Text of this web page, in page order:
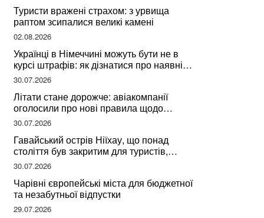
Туристи вражені страхом: з урвища
раптом зсипалися великі камені
02.08.2026
Українці в Німеччині можуть бути не в
курсі штрафів: як дізнатися про наявні
борги
30.07.2026
Літати стане дорожче: авіакомпанії
оголосили про нові правила щодо
вибору місць
30.07.2026
Гавайський острів Ніїхау, що понад
століття був закритим для туристів,
починає приймати перших відвідувачів
30.07.2026
Чарівні європейські міста для бюджетної
та незабутньої відпустки
29.07.2026